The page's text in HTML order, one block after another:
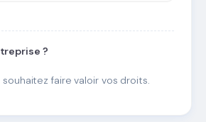
?
faire valoir vos droits.